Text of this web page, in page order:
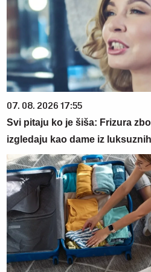
07. 08. 2026 17:55
Svi pitaju ko je šiša: Frizura
izgledaju kao dame iz